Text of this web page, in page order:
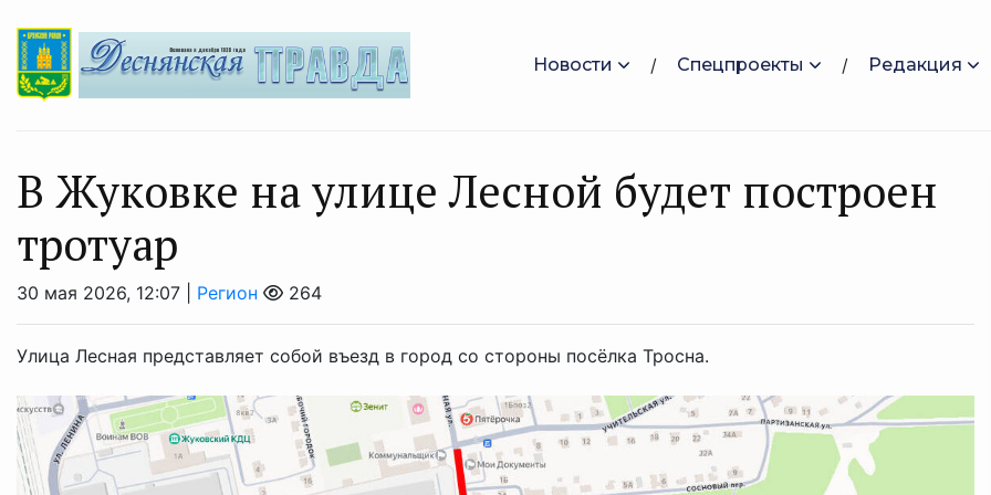
Новости Спецпроекты Редакция
В Жуковке на улице Лесной будет построен
тротуар
30 мая 2026, 12:07 | Регион 264
Улица Лесная представляет собой въезд в город со стороны посёлка Тросна.